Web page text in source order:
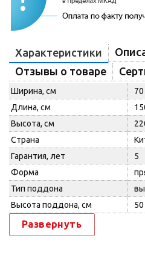
Характеристики
Отзывы о товаре
Ширина, см
70
Длина, см
Высота, см
Страна
Гарантия, лет
5
Форма
Тип поддона
Высота поддона, см
50
Развернуть